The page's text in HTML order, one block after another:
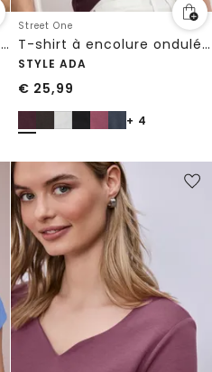
T-shirt à épaules tombantes avec découpe
Street One
T-shirt à encolure ondulée, couleur unie
STYLE ADA
€ 25,99
+ 4